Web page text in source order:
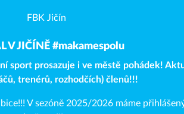
V JIČÍNĚ #makamespolu
sport prosazuje i ve městě pohádek!
trenérů, rozhodčích) členů!!!
V sezóně 2025/2026 máme